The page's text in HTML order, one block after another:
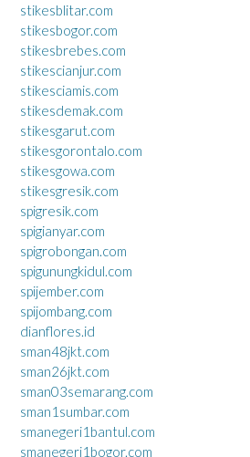
stikesblitar.com
stikesbogor.com
stikesbrebes.com
stikescianjur.com
stikesciamis.com
stikesdemak.com
stikesgarut.com
stikesgorontalo.com
stikesgowa.com
stikesgresik.com
spigresik.com
spigianyar.com
spigrobongan.com
spigunungkidul.com
spijember.com
spijombang.com
dianflores.id
sman48jkt.com
sman26jkt.com
sman03semarang.com
sman1sumbar.com
smanegeri1bantul.com
smanegeri1bogor.com